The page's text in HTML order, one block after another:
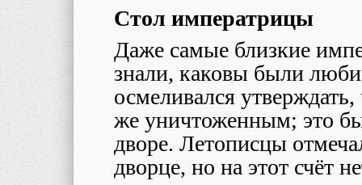
Стол императрицы
Даже самые близкие
знали, каковы были
осмеливался утверждать,
же уничтоженным; это
дворе. Летописцы
дворце, но на этот счёт